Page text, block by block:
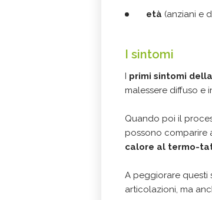
età (anziani e
I sintomi
I primi sintomi
malessere diffuso e
Quando poi il
possono comparire
calore al termo-
A peggiorare questi
articolazioni, ma